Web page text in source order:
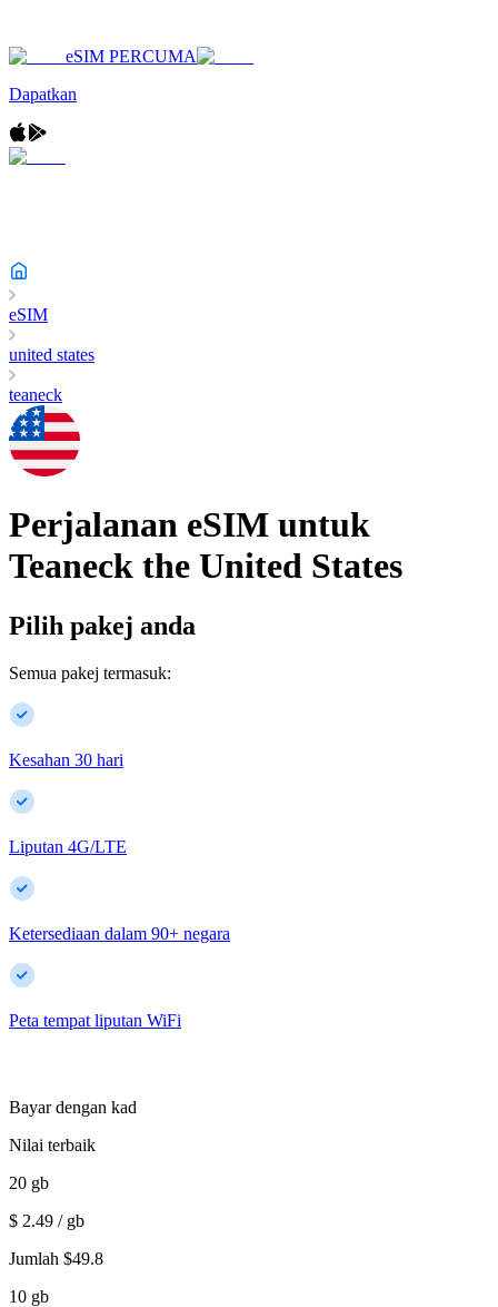
eSIM PERCUMA
Dapatkan
eSIM
united states
teaneck
Perjalanan eSIM untuk
Teaneck the United States
Pilih pakej anda
Semua pakej termasuk:
Kesahan 30 hari
Liputan 4G/LTE
Ketersediaan dalam 90+ negara
Peta tempat liputan WiFi
Bayar dengan kad
Nilai terbaik
20 gb
$ 2.49 / gb
Jumlah $49.8
10 gb